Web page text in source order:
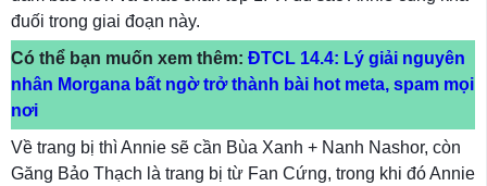
đuối trong giai đoạn này.
Có thể bạn muốn xem thêm: ĐTCL 14.4: Lý giải nguyên
nhân Morgana bất ngờ trở thành bài hot meta, spam mọi
nơi
Về trang bị thì Annie sẽ cần Bùa Xanh + Nanh Nashor, còn
Găng Bảo Thạch là trang bị từ Fan Cứng, trong khi đó Annie